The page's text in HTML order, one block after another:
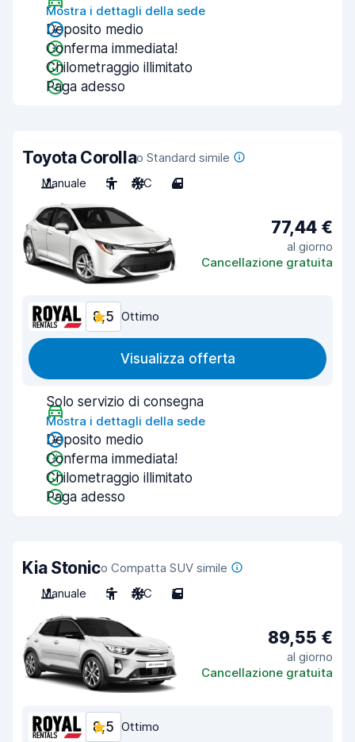
Mostra i dettagli della sede
Deposito medio
Conferma immediata!
Chilometraggio illimitato
Paga adesso
Toyota Corollao Standard simile
Manuale
5 A/C 4
77,44 €
al giorno
Cancellazione gratuita
8,5 Ottimo
Visualizza offerta
Solo servizio di consegna
Mostra i dettagli della sede
Deposito medio
Conferma immediata!
Chilometraggio illimitato
Paga adesso
Kia Stonico Compatta SUV simile
Manuale
5 A/C 5
89,55 €
al giorno
Cancellazione gratuita
8,5 Ottimo